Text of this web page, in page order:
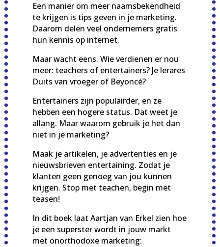
Een manier om meer naamsbekendheid
te krijgen is tips geven in je marketing.
Daarom delen veel ondernemers gratis
hun kennis op internet.
Maar wacht eens. Wie verdienen er nou
meer: teachers of entertainers? Je lerares
Duits van vroeger of Beyoncé?
Entertainers zijn populairder, en ze
hebben een hogere status. Dat weet je
allang. Maar waarom gebruik je het dan
niet in je marketing?
Maak je artikelen, je advertenties en je
nieuwsbrieven entertaining. Zodat je
klanten geen genoeg van jou kunnen
krijgen. Stop met teachen, begin met
teasen!
In dit boek laat Aartjan van Erkel zien hoe
je een superster wordt in jouw markt
met onorthodoxe marketing: